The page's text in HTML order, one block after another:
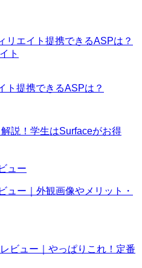
リエイト提携できるASPは？
ト
ト提携できるASPは？
説！学生はSurfaceがお得
ュー｜外観画像やメリット・
ビュー｜やっぱりこれ！定番